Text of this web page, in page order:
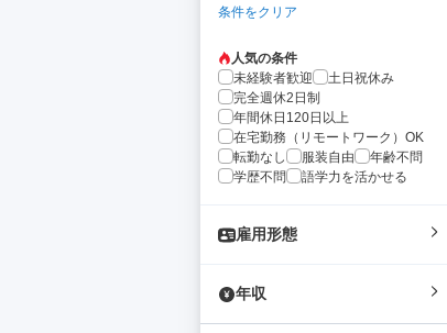
条件をクリア
人気の条件
未経験者歓迎
土日祝休み
完全週休2日制
年間休日120日以上
在宅勤務（リモートワーク）OK
転勤なし
服装自由
年齢不問
学歴不問
語学力を活かせる
雇用形態
年収